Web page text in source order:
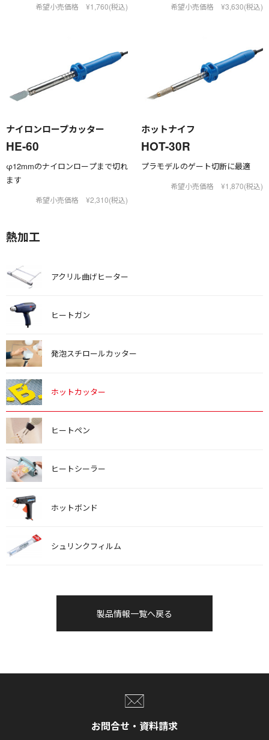
希望小売価格 ¥1,760(税込) 希望小売価格 ¥3,630(税込)
ナイロンロープカッター
HE-60
φ12mmのナイロンロープまで切れ
ます
希望小売価格 ¥2,310(税込)
ホットナイフ
HOT-30R
プラモデルのゲート切断に最適
希望小売価格 ¥1,870(税込)
熱加工
アクリル曲げヒーター
ヒートガン
発泡スチロールカッター
ホットカッター
ヒートペン
ヒートシーラー
ホットボンド
シュリンクフィルム
製品情報一覧へ戻る
お問合せ・資料請求